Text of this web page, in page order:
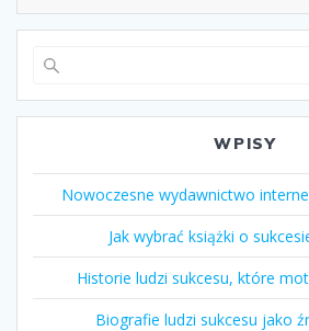
WPISY
Nowoczesne wydawnictwo
Jak wybrać książki o
Historie ludzi sukcesu, które
Biografie ludzi sukcesu jako